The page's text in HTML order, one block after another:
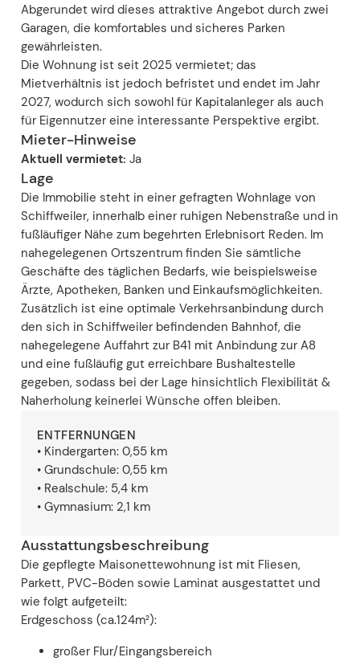
Abgerundet wird dieses attraktive Angebot durch zwei
Garagen, die komfortables und sicheres Parken
gewährleisten.
Die Wohnung ist seit 2025 vermietet; das
Mietverhältnis ist jedoch befristet und endet im Jahr
2027, wodurch sich sowohl für Kapitalanleger als auch
für Eigennutzer eine interessante Perspektive ergibt.
Mieter-Hinweise
Aktuell vermietet: Ja
Lage
Die Immobilie steht in einer gefragten Wohnlage von
Schiffweiler, innerhalb einer ruhigen Nebenstraße und in
fußläufiger Nähe zum begehrten Erlebnisort Reden. Im
nahegelegenen Ortszentrum finden Sie sämtliche
Geschäfte des täglichen Bedarfs, wie beispielsweise
Ärzte, Apotheken, Banken und Einkaufsmöglichkeiten.
Zusätzlich ist eine optimale Verkehrsanbindung durch
den sich in Schiffweiler befindenden Bahnhof, die
nahegelegene Auffahrt zur B41 mit Anbindung zur A8
und eine fußläufig gut erreichbare Bushaltestelle
gegeben, sodass bei der Lage hinsichtlich Flexibilität &
Naherholung keinerlei Wünsche offen bleiben.
ENTFERNUNGEN
• Kindergarten: 0,55 km
• Grundschule: 0,55 km
• Realschule: 5,4 km
• Gymnasium: 2,1 km
Ausstattungsbeschreibung
Die gepflegte Maisonettewohnung ist mit Fliesen,
Parkett, PVC-Böden sowie Laminat ausgestattet und
wie folgt aufgeteilt:
Erdgeschoss (ca.124m²):
großer Flur/Eingangsbereich